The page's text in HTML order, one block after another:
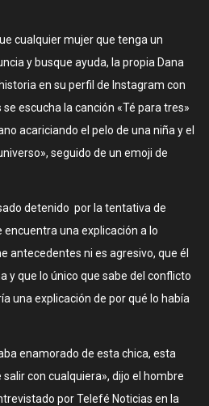
cualquier mujer que tenga un
y busque ayuda, la propia Dana
en su perfil de Instagram con
escucha la canción «Té para tres»
acariciando el pelo de una niña y el
seguido de un emoji de
detenido por la tentativa de
una explicación a lo
antecedentes ni es agresivo, que él
y que lo único que sabe del conflicto
una explicación de por qué lo había
enamorado de esta chica, esta
con cualquiera», dijo el hombre
por Telefé Noticias en la